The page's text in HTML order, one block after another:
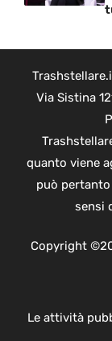
Via Sistina
quanto viene
può
sensi
Copyright
Le attività